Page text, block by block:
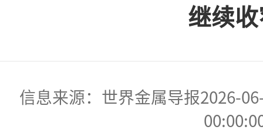
继续
信息来源：世界金属导报2026-